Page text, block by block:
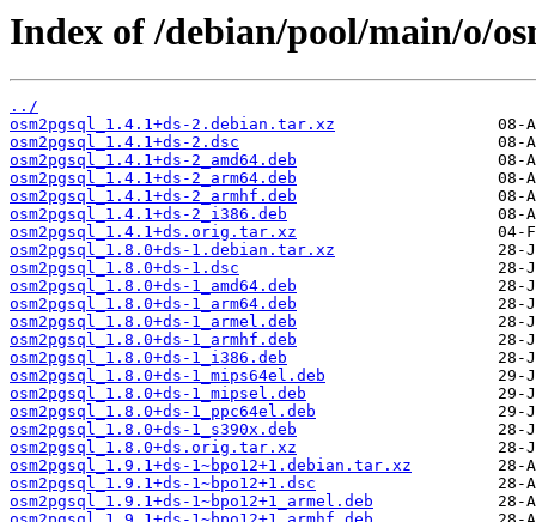
Index of /debian/pool/main/o/
../
osm2pgsql_1.4.1+ds-2.debian.tar.xz
osm2pgsql_1.4.1+ds-2.dsc
osm2pgsql_1.4.1+ds-2_amd64.deb
osm2pgsql_1.4.1+ds-2_arm64.deb
osm2pgsql_1.4.1+ds-2_armhf.deb
osm2pgsql_1.4.1+ds-2_i386.deb
osm2pgsql_1.4.1+ds.orig.tar.xz
osm2pgsql_1.8.0+ds-1.debian.tar.xz
osm2pgsql_1.8.0+ds-1.dsc
osm2pgsql_1.8.0+ds-1_amd64.deb
osm2pgsql_1.8.0+ds-1_arm64.deb
osm2pgsql_1.8.0+ds-1_armel.deb
osm2pgsql_1.8.0+ds-1_armhf.deb
osm2pgsql_1.8.0+ds-1_i386.deb
osm2pgsql_1.8.0+ds-1_mips64el.deb
osm2pgsql_1.8.0+ds-1_mipsel.deb
osm2pgsql_1.8.0+ds-1_ppc64el.deb
osm2pgsql_1.8.0+ds-1_s390x.deb
osm2pgsql_1.8.0+ds.orig.tar.xz
osm2pgsql_1.9.1+ds-1~bpo12+1.debian.tar.xz
osm2pgsql_1.9.1+ds-1~bpo12+1.dsc
osm2pgsql_1.9.1+ds-1~bpo12+1_armel.deb